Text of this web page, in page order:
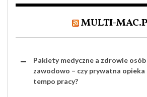
MULTI-
Pakiety medyczne a zdrowie
zawodowo – czy prywatna
tempo pracy?